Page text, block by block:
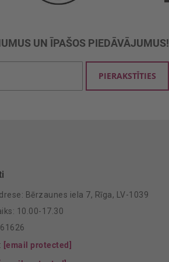
UN ĪPAŠOS PIEDĀVĀJUMUS!
PIERAKSTĪTIES
Bērzaunes iela 7, Rīga, LV-1039
10.00-17.30
[email protected]